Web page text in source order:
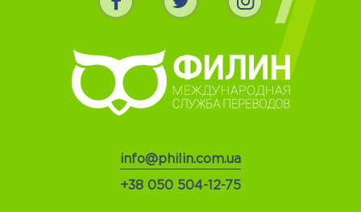
info@philin.com.ua
+38 050 504-12-75